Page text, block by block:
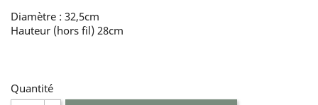
Diamètre : 32,5cm
Hauteur (hors fil) 28cm
Quantité